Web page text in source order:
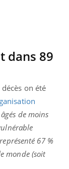
dans 89
on été
de moins
67 %
monde (soit